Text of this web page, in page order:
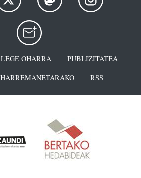
LEGE OHARRA
PUBLIZITATEA
HARREMANETARAKO RSS